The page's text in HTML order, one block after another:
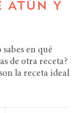
ATÚN Y
en qué
de otra receta?
la receta ideal